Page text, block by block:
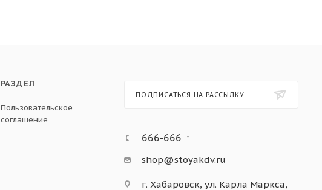
РАЗДЕЛ
Пользовательское
соглашение
ПОДПИСАТЬСЯ НА РАССЫЛКУ
666-666
shop@stoyakdv.ru
г. Хабаровск, ул. Карла Маркса,